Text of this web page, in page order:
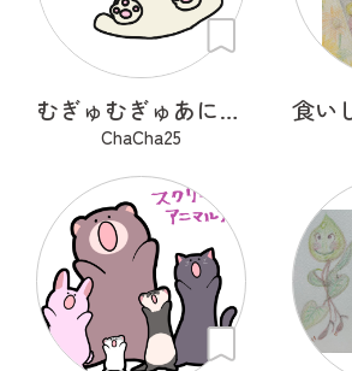
むぎゅむぎゅあにまる
ChaCha25